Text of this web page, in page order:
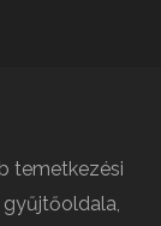
temetkezési